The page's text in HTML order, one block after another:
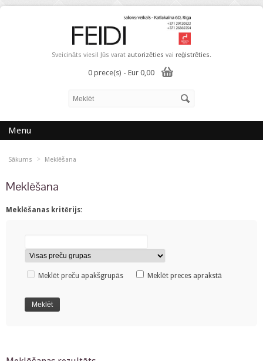
Sveicināts viesi! Jūs varat autorizēties vai reģistrēties.
0 prece(s) - Eur 0,00
Menu
Sākums > Meklēšana
Meklēšana
Meklēšanas kritērijs:
Meklēt preču apakšgrupās Meklēt preces aprakstā